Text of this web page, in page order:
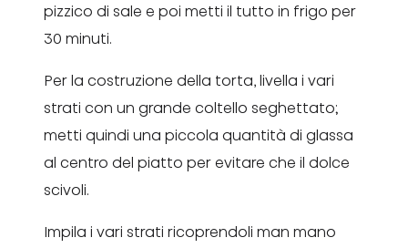
pizzico di sale e poi metti il tutto in frigo per
30 minuti.
Per la costruzione della torta, livella i vari
strati con un grande coltello seghettato;
metti quindi una piccola quantità di glassa
al centro del piatto per evitare che il dolce
scivoli.
Impila i vari strati ricoprendoli man mano